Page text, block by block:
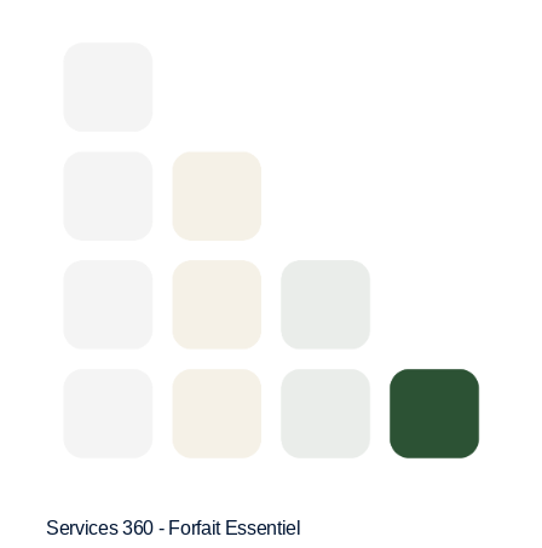
Services 360 - Forfait Essentiel